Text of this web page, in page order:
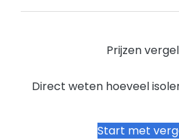
Prijzen
Direct weten hoeveel
Start met